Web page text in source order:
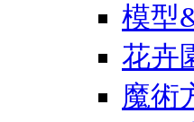
模型
花卉
魔術